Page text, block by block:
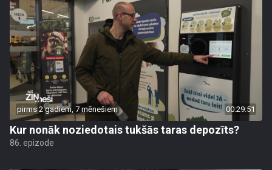
pirms 2 gadiem, 7 mēnešiem 00:29:51
Kur nonāk noziedotais tukšās taras depozīts?
86. epizode